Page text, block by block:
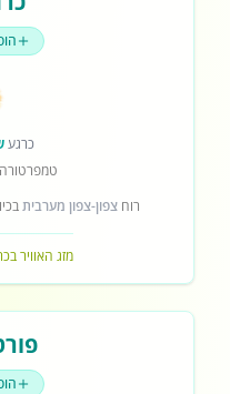
כרגע
רוחצפון-צפון מערבית
מזג האוויר